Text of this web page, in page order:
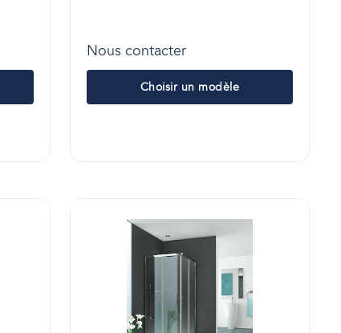
Nous contacter
Choisir un modèle